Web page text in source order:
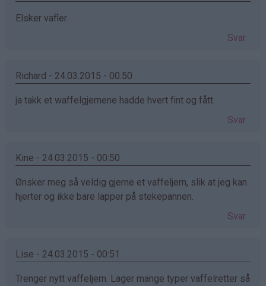
Elsker vafler
Svar
Richard - 24.03.2015 - 00:50
ja takk et waffelgjernene hadde hvert fint og fått.
Svar
Kine - 24.03.2015 - 00:50
Ønsker meg så veldig gjerne et vaffeljern, slik at jeg kan
hjerter og ikke bare lapper på stekepannen.
Svar
Lise - 24.03.2015 - 00:51
Trenger nytt vaffeljern. Lager mange typer vaffelretter så